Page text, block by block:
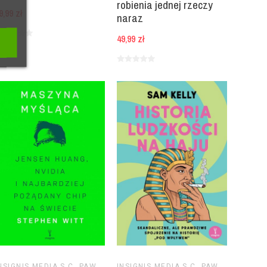
robienia jednej rzeczy
naraz
49,99 zł